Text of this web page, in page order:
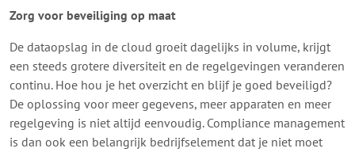
Zorg voor beveiliging op maat
De dataopslag in de cloud groeit dagelijks in volume, krijgt
een steeds grotere diversiteit en de regelgevingen veranderen
continu. Hoe hou je het overzicht en blijf je goed beveiligd?
De oplossing voor meer gegevens, meer apparaten en meer
regelgeving is niet altijd eenvoudig. Compliance management
is dan ook een belangrijk bedrijfselement dat je niet moet